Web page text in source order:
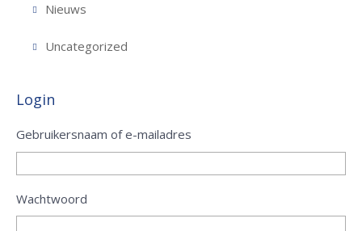
Nieuws
Uncategorized
Login
Gebruikersnaam of e-mailadres
Wachtwoord